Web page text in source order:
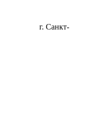
г. Санкт-